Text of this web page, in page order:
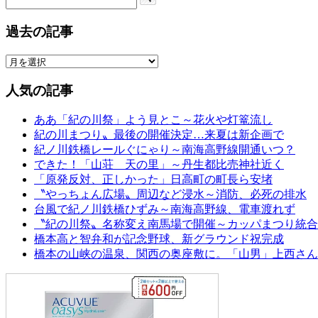
過去の記事
人気の記事
ああ「紀の川祭」よう見とこ～花火や灯篭流し
紀の川まつり〟最後の開催決定…来夏は新企画で
紀ノ川鉄橋レールぐにゃり～南海高野線開通いつ？
できた！「山荘 天の里」～丹生都比売神社近く
「原発反対、正しかった」日高町の町長ら安堵
〝やっちょん広場〟周辺など浸水～消防、必死の排水
台風で紀ノ川鉄橋ひずみ～南海高野線、電車渡れず
〝紀の川祭〟名称変え南馬場で開催～カッパまつり統合
橋本高と智弁和が記念野球、新グラウンド祝完成
橋本の山峡の温泉、関西の奥座敷に。「山男」上西さ